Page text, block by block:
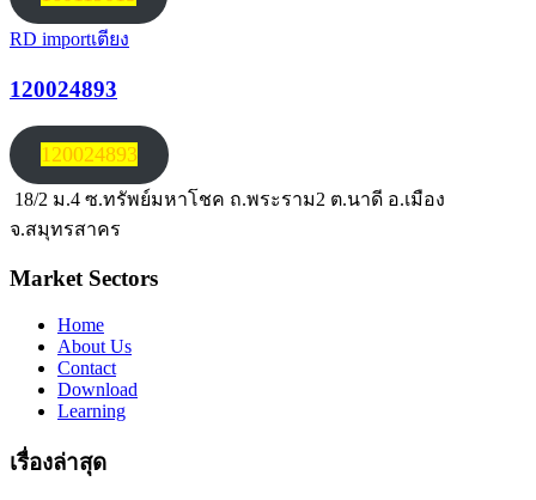
RD importเตียง
120024893
120024893
18/2 ม.4 ซ.ทรัพย์มหาโชค ถ.พระราม2 ต.นาดี อ.เมือง
จ.สมุทรสาคร
Market Sectors
Home
About Us
Contact
Download
Learning
เรื่องล่าสุด